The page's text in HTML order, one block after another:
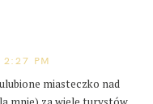
PM
miasteczko nad